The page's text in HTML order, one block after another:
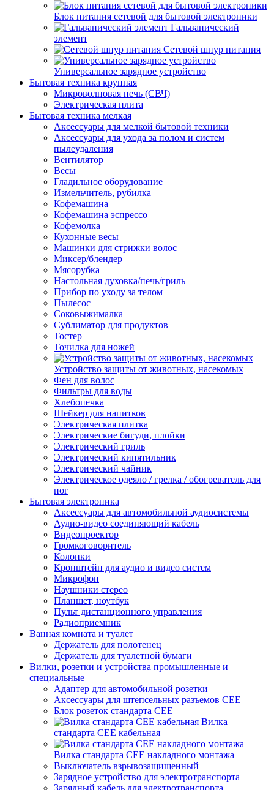
Блок питания сетевой для бытовой электроники
Гальванический
элемент
Сетевой шнур питания
Универсальное зарядное устройство
Бытовая техника крупная
Микроволновая печь (СВЧ)
Электрическая плита
Бытовая техника мелкая
Аксессуары для мелкой бытовой техники
Аксессуары для ухода за полом и систем
пылеудаления
Вентилятор
Весы
Гладильное оборудование
Измельчитель, рубилка
Кофемашина
Кофемашина эспрессо
Кофемолка
Кухонные весы
Машинки для стрижки волос
Миксер/блендер
Мясорубка
Настольная духовка/печь/гриль
Прибор по уходу за телом
Пылесос
Соковыжималка
Сублиматор для продуктов
Тостер
Точилка для ножей
Устройство защиты от животных, насекомых
Фен для волос
Фильтры для воды
Хлебопечка
Шейкер для напитков
Электрическая плитка
Электрические бигуди, плойки
Электрический гриль
Электрический кипятильник
Электрический чайник
Электрическое одеяло / грелка / обогреватель для
ног
Бытовая электроника
Аксессуары для автомобильной аудиосистемы
Аудио-видео соединяющий кабель
Видеопроектор
Громкоговоритель
Колонки
Кронштейн для аудио и видео систем
Микрофон
Наушники стерео
Планшет, ноутбук
Пульт дистанционного управления
Радиоприемник
Ванная комната и туалет
Держатель для полотенец
Держатель для туалетной бумаги
Вилки, розетки и устройства промышленные и
специальные
Адаптер для автомобильной розетки
Аксессуары для штепсельных разъемов CEE
Блок розеток стандарта CEE
Вилка
стандарта CEE кабельная
Вилка стандарта CEE накладного монтажа
Выключатель взрывозащищенный
Зарядное устройство для электротранспорта
Зарядный кабель для электротранспорта